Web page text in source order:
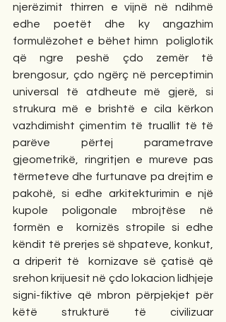
njerëzimit thirren e vijnë në ndihmë
edhe poetët dhe ky angazhim
formulëzohet e bëhet himn  poliglotik
që ngre peshë çdo zemër të
brengosur, çdo ngërç në perceptimin
universal të atdheute më gjerë, si
strukura më e brishtë e cila kërkon
vazhdimisht çimentim të truallit të të
parëve përtej parametrave
gjeometrikë, ringritjen e mureve pas
tërmeteve dhe furtunave pa drejtim e
pakohë, si edhe arkitekturimin e një
kupole poligonale mbrojtëse në
formën e  kornizës stropile si edhe
këndit të prerjes së shpateve, konkut,
a driperit të  kornizave së çatisë që
srehon krijuesit në çdo lokacion lidhjeje
signi-fiktive që mbron përpjekjet për
këtë strukturë të civilizuar